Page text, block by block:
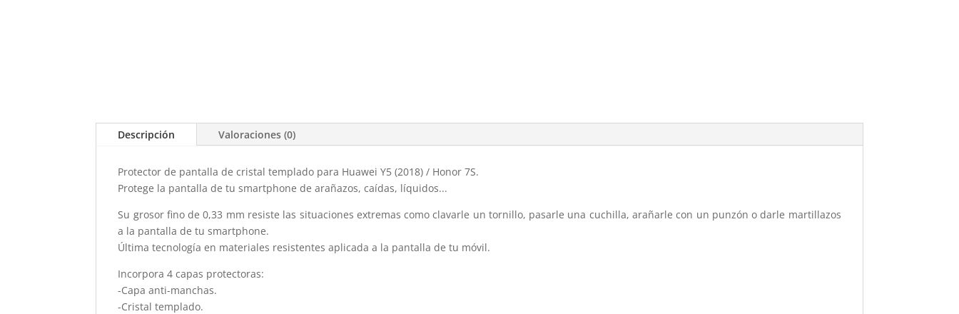
Descripción Valoraciones (0)
Protector de pantalla de cristal templado para Huawei Y5 (2018) / Honor 7S.
Protege la pantalla de tu smartphone de arañazos, caídas, líquidos...
Su grosor fino de 0,33 mm resiste las situaciones extremas como clavarle un tornillo, pasarle una cuchilla, arañarle con un punzón o darle martillazos
a la pantalla de tu smartphone.
Última tecnología en materiales resistentes aplicada a la pantalla de tu móvil.
Incorpora 4 capas protectoras:
-Capa anti-manchas.
-Cristal templado.